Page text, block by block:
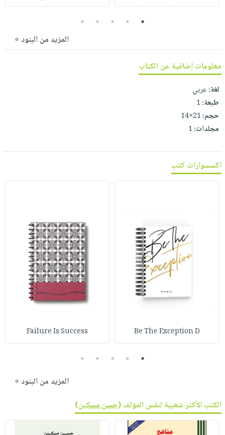
صابون
فيديوهات
طرحها
خدمات
وفرات
انشر
كتابك
معنا
نشرة
الإصدارات
1
2
3
4
5
المزيد من البنود »
معلومات إضافية عن الكتاب
لغة:عربي
طبعة:1
حجم:21×14
مجلدات:1
اكسسوارات كتب
Be The Exception D
Failure Is Success
1
2
3
4
5
المزيد من البنود »
الكتب الأكثر شعبية لنفس المؤلف (حسن مسكين)